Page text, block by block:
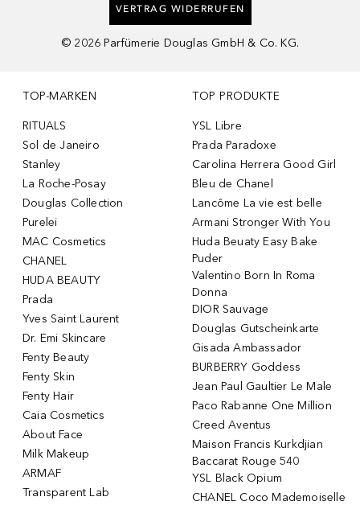
VERTRAG WIDERRUFEN
© 2026 Parfümerie Douglas GmbH & Co. KG.
TOP-MARKEN
RITUALS
Sol de Janeiro
Stanley
La Roche-Posay
Douglas Collection
Purelei
MAC Cosmetics
CHANEL
HUDA BEAUTY
Prada
Yves Saint Laurent
Dr. Emi Skincare
Fenty Beauty
Fenty Skin
Fenty Hair
Caia Cosmetics
About Face
Milk Makeup
ARMAF
Transparent Lab
TOP PRODUKTE
YSL Libre
Prada Paradoxe
Carolina Herrera Good Girl
Bleu de Chanel
Lancôme La vie est belle
Armani Stronger With You
Huda Beuaty Easy Bake
Puder
Valentino Born In Roma
Donna
DIOR Sauvage
Douglas Gutscheinkarte
Gisada Ambassador
BURBERRY Goddess
Jean Paul Gaultier Le Male
Paco Rabanne One Million
Creed Aventus
Maison Francis Kurkdjian
Baccarat Rouge 540
YSL Black Opium
CHANEL Coco Mademoiselle